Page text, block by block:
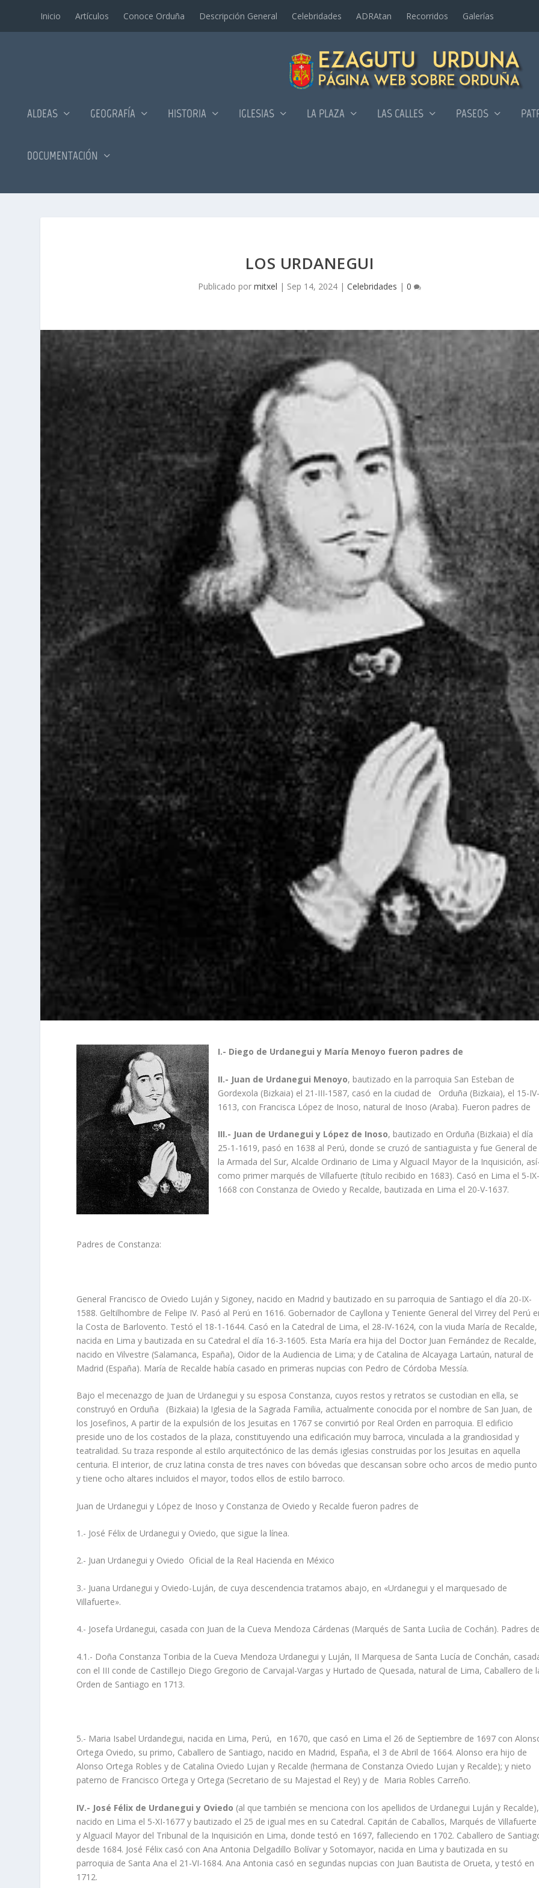
Inicio Artí­culos Conoce Orduña Descripción General Celebridades ADRAtan Recorridos Galerí­as
ALDEAS GEOGRAFÍA HISTORIA IGLESIAS LA PLAZA LAS CALLES PASEOS
DOCUMENTACIÓN
LOS URDANEGUI
Publicado pormitxel | Sep 14, 2024 |Celebridades |0
I.- Diego de Urdanegui y Marí­a Menoyo fueron padres de
II.- Juan de Urdanegui Menoyo, bautizado en la parroquia San Esteban de
Gordexola (Bizkaia) el 21-III-1587, casó en la ciudad de Orduña (Bizkaia), el 15-IV-
1613, con Francisca López de Inoso, natural de Inoso (Araba). Fueron padres de
III.- Juan de Urdanegui y López de Inoso, bautizado en Orduña (Bizkaia) el dí­a
25-1-1619, pasó en 1638 al Perú, donde se cruzó de santiaguista y fue General de
la Armada del Sur, Alcalde Ordinario de Lima y Alguacil Mayor de la Inquisición, así­
como primer marqués de Villafuerte (tí­tulo recibido en 1683). Casó en Lima el 5-IX-
1668 con Constanza de Oviedo y Recalde, bautizada en Lima el 20-V-1637.
Padres de Constanza:
General Francisco de Oviedo Luján y Sigoney, nacido en Madrid y bautizado en su parroquia de Santiago el dí­a 20-IX-
1588. Geltilhombre de Felipe IV. Pasó al Perú en 1616. Gobernador de Cayllona y Teniente General del Virrey del Perú
la Costa de Barlovento. Testó el 18-1-1644. Casó en la Catedral de Lima, el 28-IV-1624, con la viuda Marí­a de Recalde,
nacida en Lima y bautizada en su Catedral el dí­a 16-3-1605. Esta Marí­a era hija del Doctor Juan Fernández de Recalde,
nacido en Vilvestre (Salamanca, España), Oidor de la Audiencia de Lima; y de Catalina de Alcayaga Lartaún, natural de
Madrid (España). Marí­a de Recalde habí­a casado en primeras nupcias con Pedro de Córdoba Messí­a.
Bajo el mecenazgo de Juan de Urdanegui y su esposa Constanza, cuyos restos y retratos se custodian en ella, se
construyó en Orduña (Bizkaia) la Iglesia de la Sagrada Familia, actualmente conocida por el nombre de San Juan, de
los Josefinos, A partir de la expulsión de los Jesuitas en 1767 se convirtió por Real Orden en parroquia. El edificio
preside uno de los costados de la plaza, constituyendo una edificación muy barroca, vinculada a la grandiosidad y
teatralidad. Su traza responde al estilo arquitectónico de las demás iglesias construidas por los Jesuitas en aquella
centuria. El interior, de cruz latina consta de tres naves con bóvedas que descansan sobre ocho arcos de medio punto
y tiene ocho altares incluidos el mayor, todos ellos de estilo barroco.
Juan de Urdanegui y López de Inoso y Constanza de Oviedo y Recalde fueron padres de
1.- José Félix de Urdanegui y Oviedo, que sigue la lí­nea.
2.- Juan Urdanegui y Oviedo Oficial de la Real Hacienda en México
3.- Juana Urdanegui y Oviedo-Luján, de cuya descendencia tratamos abajo, en «Urdanegui y el marquesado de
Villafuerte».
4.- Josefa Urdanegui, casada con Juan de la Cueva Mendoza Cárdenas (Marqués de Santa Lucí­ia de Cochán). Padres de
4.1.- Doña Constanza Toribia de la Cueva Mendoza Urdanegui y Luján, II Marquesa de Santa Lucí­a de Conchán,
con el III conde de Castillejo Diego Gregorio de Carvajal-Vargas y Hurtado de Quesada, natural de Lima, Caballero de
Orden de Santiago en 1713.
5.- Maria Isabel Urdandegui, nacida en Lima, Perú, en 1670, que casó en Lima el 26 de Septiembre de 1697 con
Ortega Oviedo, su primo, Caballero de Santiago, nacido en Madrid, España, el 3 de Abril de 1664. Alonso era hijo de
Alonso Ortega Robles y de Catalina Oviedo Lujan y Recalde (hermana de Constanza Oviedo Lujan y Recalde); y nieto
paterno de Francisco Ortega y Ortega (Secretario de su Majestad el Rey) y de Maria Robles Carreño.
IV.- José Félix de Urdanegui y Oviedo (al que también se menciona con los apellidos de Urdanegui Luján y Recalde),
nacido en Lima el 5-XI-1677 y bautizado el 25 de igual mes en su Catedral. Capitán de Caballos, Marqués de Villafuerte
y Alguacil Mayor del Tribunal de la Inquisición en Lima, donde testó en 1697, falleciendo en 1702. Caballero de
desde 1684. José Félix casó con Ana Antonia Delgadillo Bolí­var y Sotomayor, nacida en Lima y bautizada en su
parroquia de Santa Ana el 21-VI-1684. Ana Antonia casó en segundas nupcias con Juan Bautista de Orueta, y testó en
1712.